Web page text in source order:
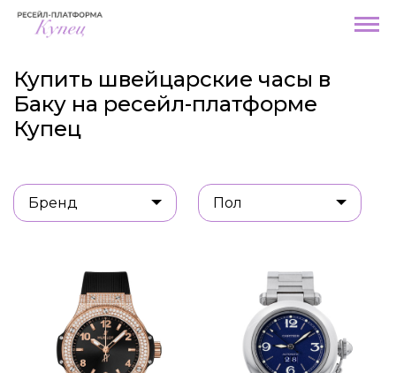
Купить швейцарские часы в
Баку на ресейл-платформе
Купец
Бренд Пол